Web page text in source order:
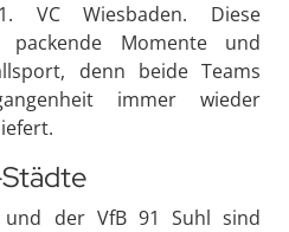
VC Wiesbaden. Diese
packende Momente und
denn beide Teams
immer wieder
und der VfB 91 Suhl sind